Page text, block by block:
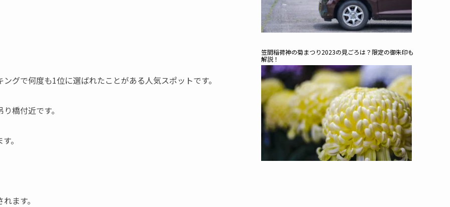
グで何度も1位に選ばれたことがある人気スポットです。
り橋付近です。
。
ます。
笠間稲荷神の菊まつり2023の見ごろは？限定の御朱印も
解説！